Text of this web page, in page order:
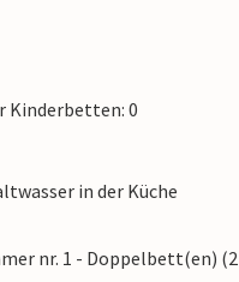
Kinderbetten: 0
in der Küche
nr. 1 - Doppelbett(en)